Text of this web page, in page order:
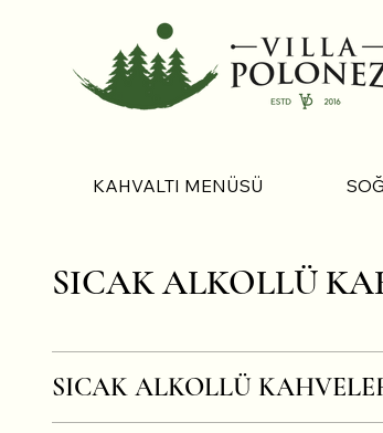
KAHVALTI MENÜSÜ
SICAK ALKOLLÜ
SICAK ALKOLLÜ